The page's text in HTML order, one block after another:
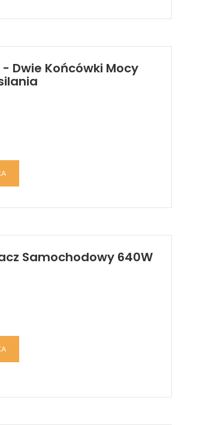
Dwie Końcówki Mocy
Samochodowy 640W